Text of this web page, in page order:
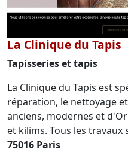
La Clinique du Tapis
Tapisseries et tapis
La Clinique du Tapis est
réparation, le nettoyage
anciens, modernes et
et kilims. Tous les travaux
75016 Paris